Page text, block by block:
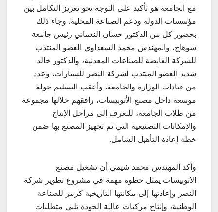
مع الجامعة هو تأكيد على التوجه نحو تعزيز التكامل بين
مؤسسات الدولة ودعم الصناعة المحلية. وجاء ذلك
بحضور كل من الدكتور حسان النعماني رئيس جامعة
سوهاج، والمهندس محمد السعداوي العضو المنتدب
للشركة القابضة للصناعات المعدنية، والدكتور خالد
شديد العضو المنتدب لشركة النصر للسيارات، وعدد
من قيادات الوزارة والجامعة. وأعقب التسليم جولة
موسعة داخل مصنع الأتوبيسات، رافقهم خلالها مجموعة
من طلاب الجامعة، للتعرف إلى مراحل الإنتاج
والإمكانات التصنيعية التي تم تجهيز المصنع بها ضمن
خطة إعادة التأهيل الشامل.
وأكد المهندس محمد شيمي أن تشغيل مصنع
الأتوبيسات يمثل خطوة مهمة في مشروع تطوير شركة
النصر وإعادتها إلى مكانتها التاريخية كرمز للصناعة
الوطنية، وإنتاج مركبات عالية الجودة تلبي متطلبات